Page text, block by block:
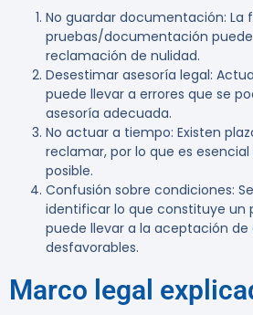
No guardar documentación: La
pruebas/documentación
reclamación de nulidad.
Desestimar asesoría legal:
puede llevar a errores que se
asesoría adecuada.
No actuar a tiempo: Existen
reclamar, por lo que es
posible.
Confusión sobre condiciones:
identificar lo que constituye un
puede llevar a la aceptación de
desfavorables.
Marco legal